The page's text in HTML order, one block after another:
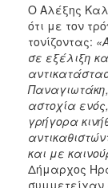
Ο Αλέξης
ότι με τον
τονίζοντας: «
σε εξέλιξη
αστοχία
γρήγορα
και με
Δήμαρχος